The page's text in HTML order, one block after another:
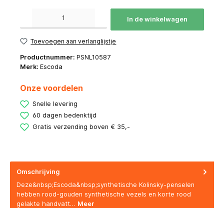
In de winkelwagen
Toevoegen aan verlanglijstje
Productnummer: PSNL10587
Merk: Escoda
Onze voordelen
Snelle levering
60 dagen bedenktijd
Gratis verzending boven € 35,-
Omschrijving
Deze&nbsp;Escoda&nbsp;synthetische Kolinsky-penselen
hebben rood-gouden synthetische vezels en korte rood
gelakte handvatt… Meer